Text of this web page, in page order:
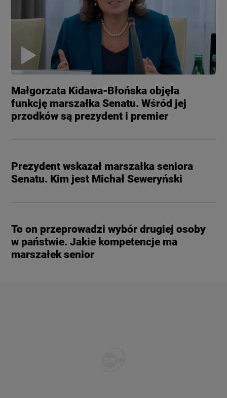
Małgorzata Kidawa-Błońska objęła
funkcję marszałka Senatu. Wśród jej
przodków są prezydent i premier
Prezydent wskazał marszałka seniora
Senatu. Kim jest Michał Seweryński
To on przeprowadzi wybór drugiej osoby
w państwie. Jakie kompetencje ma
marszałek senior